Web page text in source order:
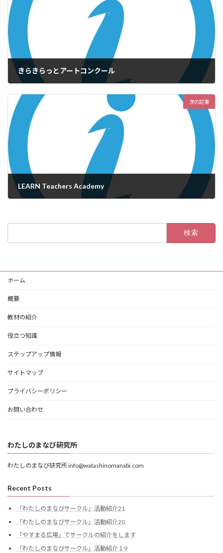
きらきらっとアートコンクール
次の記事
LEARN Teachers Academy
ホーム
概要
教材の紹介
役立つ知識
ステップアップ情報
サイトマップ
プライバシーポリシー
お問い合わせ
わたしのまなび研究所
わたしのまなび研究所 info@watashinomanabi.com
Recent Posts
「わたしのまなびサークル」活動紹介21
「わたしのまなびサークル」活動紹介20
「やすまる広場」でサークルの紹介をします
「わたしのまなびサークル」活動紹介１9